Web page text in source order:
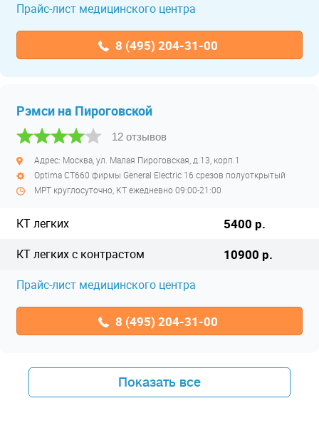
Прайс-лист медицинского центра
8 (495) 204-31-00
Рэмси на Пироговской
12 отзывов
Адрес: Москва, ул. Малая Пироговская, д.13, корп.1
Optima CT660 фирмы General Electric 16 срезов полуоткрытый
МРТ круглосуточно, КТ ежедневно 09:00-21:00
КТ легких 5400 р.
КТ легких с контрастом 10900 р.
Прайс-лист медицинского центра
8 (495) 204-31-00
Показать все